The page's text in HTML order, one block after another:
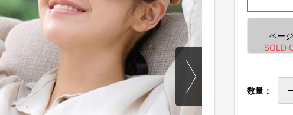
ベー
数量：